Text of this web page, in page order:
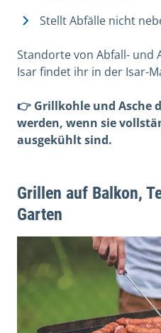
Stellt Abfälle nicht
Standorte von Abfall- und
Isar findet ihr in der Isar-
👉 Grillkohle und Asche
werden, wenn sie
ausgekühlt sind.
Grillen auf Balkon,
Garten